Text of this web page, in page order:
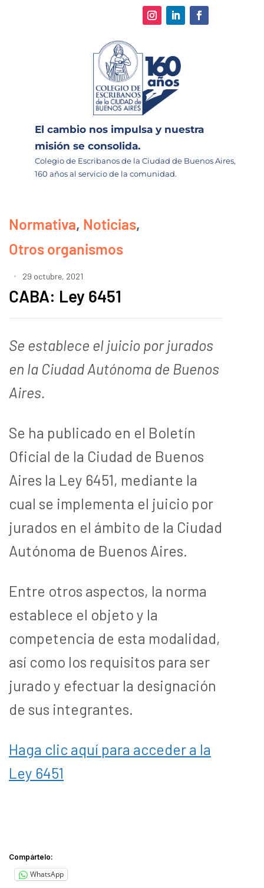
El cambio nos impulsa y nuestra
misión se consolida.
Colegio de Escribanos de la Ciudad de Buenos Aires,
160 años al servicio de la comunidad.
Normativa, Noticias,
Otros organismos
29 octubre, 2021
CABA: Ley 6451
Se establece el juicio por jurados
en la Ciudad Autónoma de Buenos
Aires.
Se ha publicado en el Boletín
Oficial de la Ciudad de Buenos
Aires la Ley 6451, mediante la
cual se implementa el juicio por
jurados en el ámbito de la Ciudad
Autónoma de Buenos Aires.
Entre otros aspectos, la norma
establece el objeto y la
competencia de esta modalidad,
así como los requisitos para ser
jurado y efectuar la designación
de sus integrantes.
Haga clic aquí para acceder a la
Ley 6451
Compártelo:
WhatsApp